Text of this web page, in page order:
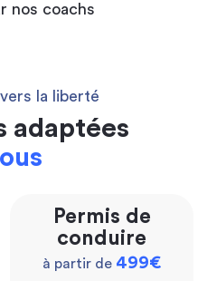
nos coachs
la liberté
adaptées
Permis de
conduire
à partir de 499€